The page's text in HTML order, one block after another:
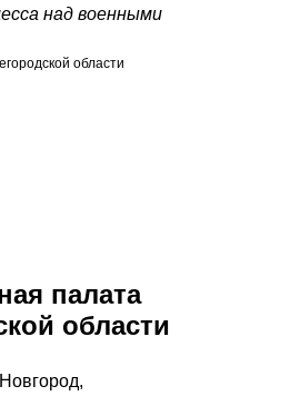
над военными
области
палата
области